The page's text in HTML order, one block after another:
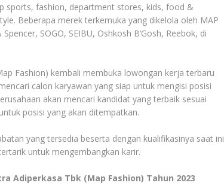
sports, fashion, department stores, kids, food &
Beberapa merek terkemuka yang dikelola oleh MAP
SOGO, SEIBU, Oshkosh B’Gosh, Reebok, di
Fashion) kembali membuka lowongan kerja terbaru
calon karyawan yang siap untuk mengisi posisi
akan mencari kandidat yang terbaik sesuai
posisi yang akan ditempatkan.
yang tersedia beserta dengan kualifikasinya saat ini
untuk mengembangkan karir.
Adiperkasa Tbk (Map Fashion) Tahun 2023